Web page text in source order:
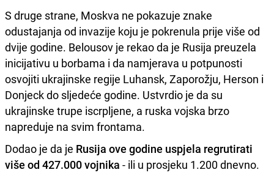
S druge strane, Moskva ne pokazuje znake
odustajanja od invazije koju je pokrenula prije više od
dvije godine. Belousov je rekao da je Rusija preuzela
inicijativu u borbama i da namjerava u potpunosti
osvojiti ukrajinske regije Luhansk, Zaporožju, Herson i
Donjeck do sljedeće godine. Ustvrdio je da su
ukrajinske trupe iscrpljene, a ruska vojska brzo
napreduje na svim frontama.
Dodao je da je Rusija ove godine uspjela regrutirati
više od 427.000 vojnika - ili u prosjeku 1.200 dnevno.